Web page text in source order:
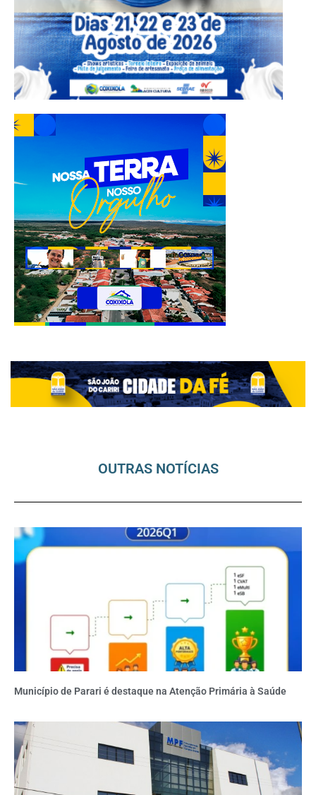
OUTRAS NOTÍCIAS
Município de Parari é destaque na Atenção Primária à Saúde